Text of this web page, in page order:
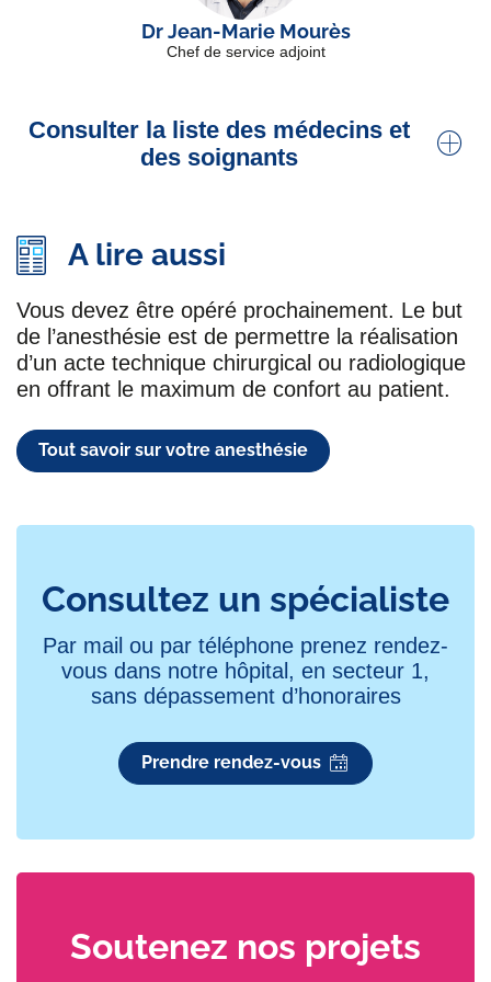
Dr Jean-Marie Mourès
Chef de service adjoint
Consulter la liste des médecins et
des soignants
Praticien titulaire, anesthésiste
Dr Abdenour Amarouche
Praticien titulaire, anesthésiste
Dr Mélissa Arnaud
Médecin titulaire
Praticien titulaire, anesthésiste
Dr Damien Bouvier
Assistant, spécialisé en anesthésie-réanimation
Dr Simon Clariot
Médecin titulaire
Dr Élisabeth Ferri-Quenet
Dr Sylvie Froucht-Hirsch
Dr Séverine Gras
A lire aussi
Vous devez être opéré prochainement. Le but
de l’anesthésie est de permettre la réalisation
d’un acte technique chirurgical ou radiologique
en offrant le maximum de confort au patient.
Tout savoir sur votre anesthésie
Consultez un spécialiste
Par mail ou par téléphone prenez rendez-
vous dans notre hôpital, en secteur 1,
sans dépassement d’honoraires
Prendre rendez-vous
Soutenez nos projets